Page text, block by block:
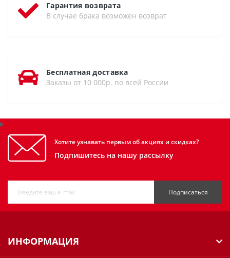
Гарантия возврата
В случае брака возможен возврат
Бесплатная доставка
Заказы от 10 000р. по всей России
Хотите узнавать первым об акциях и скидках?
Подпишитесь на нашу рассылку
Подписаться
ИНФОРМАЦИЯ